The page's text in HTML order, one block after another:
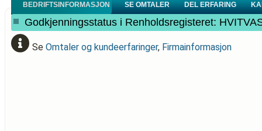
BEDRIFTSINFORMASJON SE OMTALER DEL ERFARING
Godkjenningsstatus i Renholdsregisteret:
Se Omtaler og kundeerfaringer, Firmainformasjon